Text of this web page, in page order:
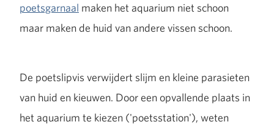
poetsgarnaal maken het aquarium niet schoon
maar maken de huid van andere vissen schoon.
De poetslipvis verwijdert slijm en kleine parasieten
van huid en kieuwen. Door een opvallende plaats in
het aquarium te kiezen ('poetsstation'), weten